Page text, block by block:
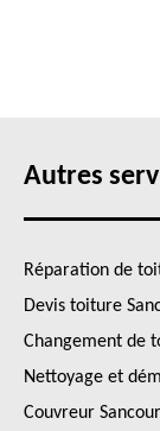
Autres
Réparation de
Devis toiture
Changement de
Nettoyage et
Couvreur